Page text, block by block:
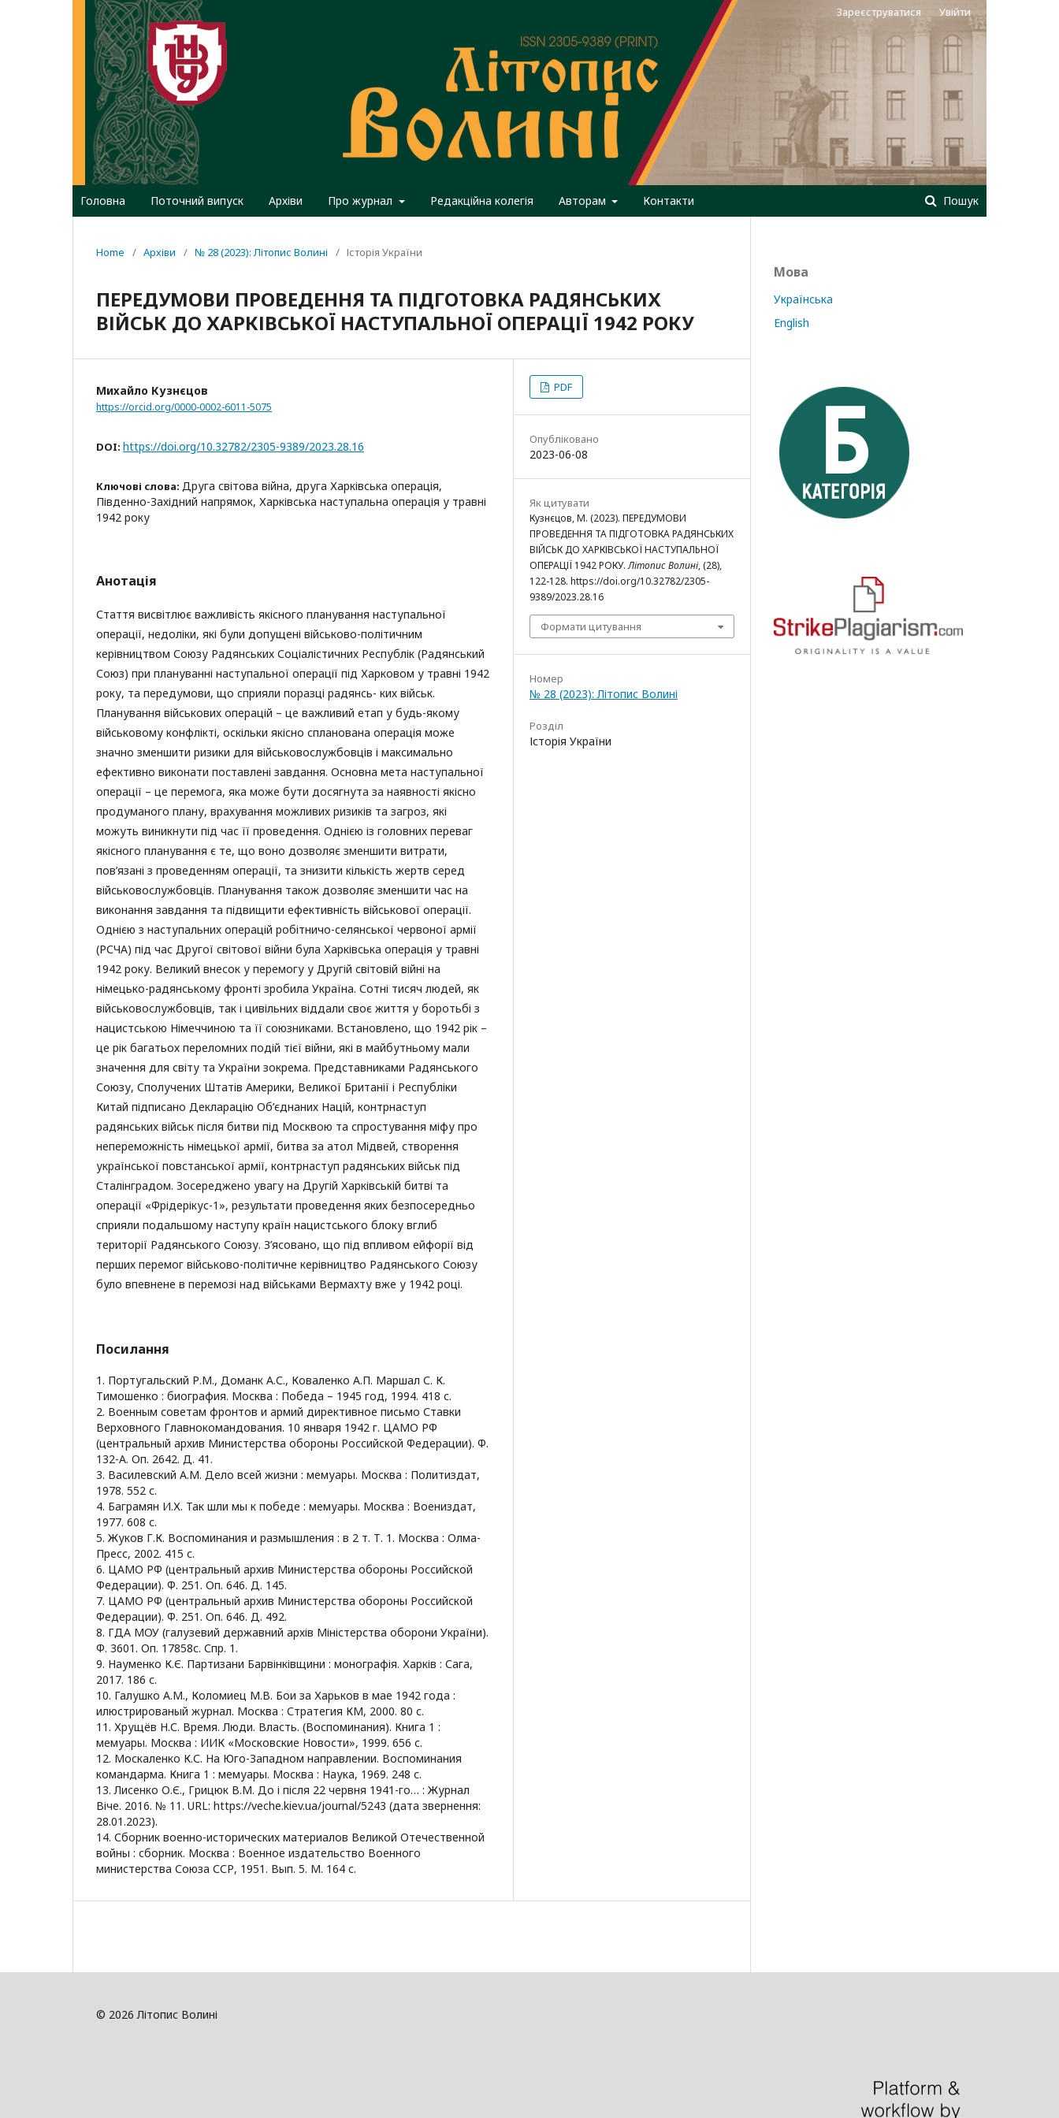
Головна Поточний випуск Архіви Про журнал Редакційна колегія Авторам Контакти Пошук
Зареєструватися Увійти
Home / Архіви / № 28 (2023): Літопис Волині / Історія України
ПЕРЕДУМОВИ ПРОВЕДЕННЯ ТА ПІДГОТОВКА РАДЯНСЬКИХ
ВІЙСЬК ДО ХАРКІВСЬКОЇ НАСТУПАЛЬНОЇ ОПЕРАЦІЇ 1942 РОКУ
Михайло Кузнєцов
https://orcid.org/0000-0002-6011-5075
DOI: https://doi.org/10.32782/2305-9389/2023.28.16
Ключові слова: Друга світова війна, друга Харківська операція,
Південно-Західний напрямок, Харківська наступальна операція у травні
1942 року
Анотація
Стаття висвітлює важливість якісного планування наступальної
операції, недоліки, які були допущені військово-політичним
керівництвом Союзу Радянських Соціалістичних Республік (Радянський
Союз) при плануванні наступальної операції під Харковом у травні 1942
року, та передумови, що сприяли поразці радянсь- ких військ.
Планування військових операцій – це важливий етап у будь-якому
військовому конфлікті, оскільки якісно спланована операція може
значно зменшити ризики для військовослужбовців і максимально
ефективно виконати поставлені завдання. Основна мета наступальної
операції – це перемога, яка може бути досягнута за наявності якісно
продуманого плану, врахування можливих ризиків та загроз, які
можуть виникнути під час її проведення. Однією із головних переваг
якісного планування є те, що воно дозволяє зменшити витрати,
пов’язані з проведенням операції, та знизити кількість жертв серед
військовослужбовців. Планування також дозволяє зменшити час на
виконання завдання та підвищити ефективність військової операції.
Однією з наступальних операцій робітничо-селянської червоної армії
(РСЧА) під час Другої світової війни була Харківська операція у травні
1942 року. Великий внесок у перемогу у Другій світовій війні на
німецько-радянському фронті зробила Україна. Сотні тисяч людей, як
військовослужбовців, так і цивільних віддали своє життя у боротьбі з
нацистською Німеччиною та її союзниками. Встановлено, що 1942 рік –
це рік багатьох переломних подій тієї війни, які в майбутньому мали
значення для світу та України зокрема. Представниками Радянського
Союзу, Сполучених Штатів Америки, Великої Британії і Республіки
Китай підписано Декларацію Об’єднаних Націй, контрнаступ
радянських військ після битви під Москвою та спростування міфу про
непереможність німецької армії, битва за атол Мідвей, створення
української повстанської армії, контрнаступ радянських військ під
Сталінградом. Зосереджено увагу на Другій Харківській битві та
операції «Фрідерікус-1», результати проведення яких безпосередньо
сприяли подальшому наступу країн нацистського блоку вглиб
території Радянського Союзу. З’ясовано, що під впливом ейфорії від
перших перемог військово-політичне керівництво Радянського Союзу
було впевнене в перемозі над військами Вермахту вже у 1942 році.
Посилання
1. Португальский Р.М., Доманк А.С., Коваленко А.П. Маршал С. К.
Тимошенко : биография. Москва : Победа – 1945 год, 1994. 418 с.
2. Военным советам фронтов и армий директивное письмо Ставки
Верховного Главнокомандования. 10 января 1942 г. ЦАМО РФ
(центральный архив Министерства обороны Российской Федерации). Ф.
132-А. Оп. 2642. Д. 41.
3. Василевский А.М. Дело всей жизни : мемуары. Москва : Политиздат,
1978. 552 с.
4. Баграмян И.Х. Так шли мы к победе : мемуары. Москва : Воениздат,
1977. 608 с.
5. Жуков Г.К. Воспоминания и размышления : в 2 т. Т. 1. Москва : Олма-
Пресс, 2002. 415 с.
6. ЦАМО РФ (центральный архив Министерства обороны Российской
Федерации). Ф. 251. Оп. 646. Д. 145.
7. ЦАМО РФ (центральный архив Министерства обороны Российской
Федерации). Ф. 251. Оп. 646. Д. 492.
8. ГДА МОУ (галузевий державний архів Міністерства оборони України).
Ф. 3601. Оп. 17858с. Спр. 1.
9. Науменко К.Є. Партизани Барвінківщини : монографія. Харків : Сага,
2017. 186 с.
10. Галушко А.М., Коломиец М.В. Бои за Харьков в мае 1942 года :
илюстрированый журнал. Москва : Стратегия КМ, 2000. 80 с.
11. Хрущёв Н.С. Время. Люди. Власть. (Воспоминания). Книга 1 :
мемуары. Москва : ИИК «Московские Новости», 1999. 656 с.
12. Москаленко К.С. На Юго-Западном направлении. Воспоминания
командарма. Книга 1 : мемуары. Москва : Наука, 1969. 248 с.
13. Лисенко О.Є., Грицюк В.М. До і після 22 червня 1941-го… : Журнал
Віче. 2016. № 11. URL: https://veche.kiev.ua/journal/5243 (дата звернення:
28.01.2023).
14. Сборник военно-исторических материалов Великой Отечественной
войны : сборник. Москва : Военное издательство Военного
министерства Союза ССР, 1951. Вып. 5. М. 164 с.
PDF
Опубліковано
2023-06-08
Як цитувати
Кузнєцов, М. (2023). ПЕРЕДУМОВИ
ПРОВЕДЕННЯ ТА ПІДГОТОВКА РАДЯНСЬКИХ
ВІЙСЬК ДО ХАРКІВСЬКОЇ НАСТУПАЛЬНОЇ
ОПЕРАЦІЇ 1942 РОКУ.Літопис Волині, (28),
122-128. https://doi.org/10.32782/2305-
9389/2023.28.16
Формати цитування
Номер
№ 28 (2023): Літопис Волині
Розділ
Історія України
Мова
Українська
English
© 2026 Літопис Волині